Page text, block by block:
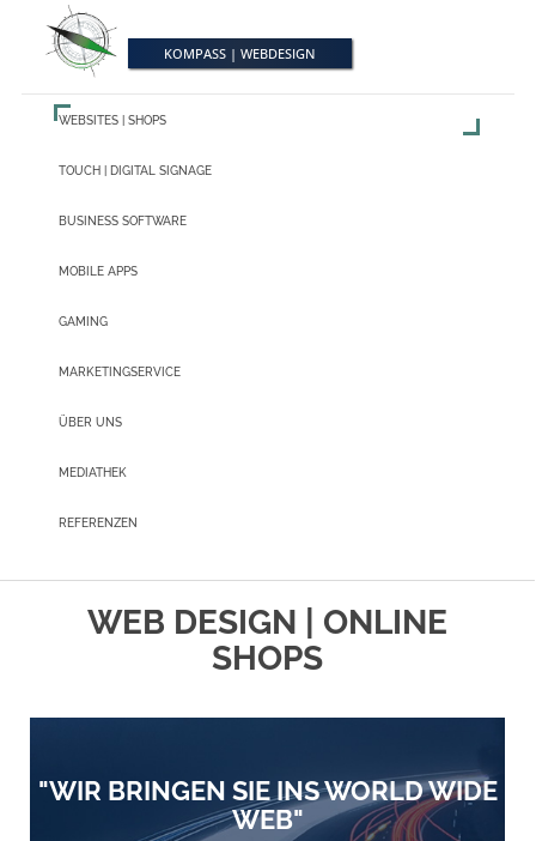
KOMPASS | WEBDESIGN
WEBSITES | SHOPS
TOUCH | DIGITAL SIGNAGE
BUSINESS SOFTWARE
MOBILE APPS
GAMING
MARKETINGSERVICE
ÜBER UNS
MEDIATHEK
REFERENZEN
WEB DESIGN | ONLINE
SHOPS
"WIR BRINGEN SIE INS WORLD WIDE
WEB"